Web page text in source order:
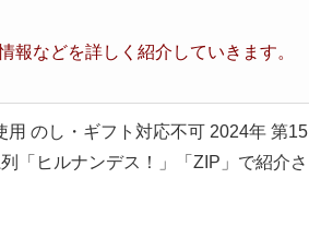
報などを詳しく紹介していきます。
のし・ギフト対応不可 2024年 第15
「ヒルナンデス！」「ZIP」で紹介さ